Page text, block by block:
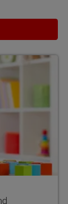
Sicherheit –